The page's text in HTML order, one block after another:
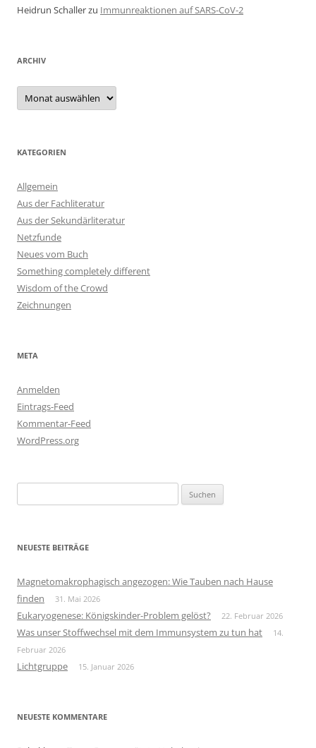
Heidrun Schallerzu Immunreaktionen auf SARS-CoV-2
ARCHIV
Archiv
KATEGORIEN
Allgemein
Aus der Fachliteratur
Aus der Sekundärliteratur
Netzfunde
Neues vom Buch
Something completely different
Wisdom of the Crowd
Zeichnungen
META
Anmelden
Eintrags-Feed
Kommentar-Feed
WordPress.org
nach:
NEUESTE BEITRÄGE
Magnetomakrophagisch angezogen: Wie Tauben nach Hause
finden
31. Mai 2026
Eukaryogenese: Königskinder-Problem gelöst? 22. Februar 2026
Was unser Stoffwechsel mit dem Immunsystem zu tun hat
14.
Februar 2026
Lichtgruppe 15. Januar 2026
NEUESTE KOMMENTARE